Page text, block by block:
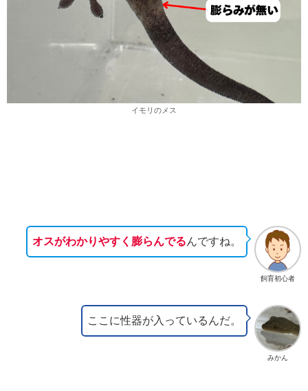
イモリのメス
飼育初心者
オスがわかりやすく膨らんでるんですね。
みかん
ここに性器が入っているんだ。